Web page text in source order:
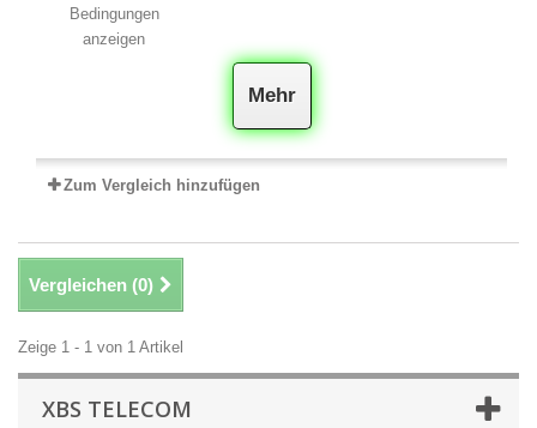
Bedingungen
anzeigen
Mehr
Zum Vergleich hinzufügen
Vergleichen (0)
Zeige 1 - 1 von 1 Artikel
XBS TELECOM